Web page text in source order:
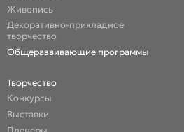
Живопись
Декоративно-прикладное
творчество
Общеразвивающие программы
Творчество
Конкурсы
Выставки